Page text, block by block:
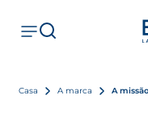
Casa A marca A